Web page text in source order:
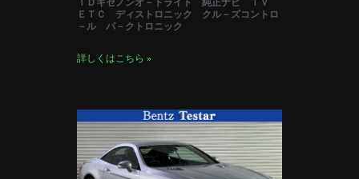
ＥＴＣ ディストロニック クル－ズコントロ
－ル パ－クトロニック
詳しくはこちら »